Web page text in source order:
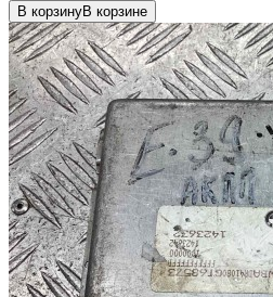
В корзинуВ корзине